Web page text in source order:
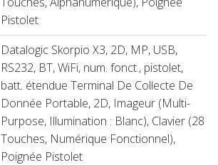
Pistolet
Datalogic Skorpio X3, 2D, MP, USB,
RS232, BT, WiFi, num. fonct., pistolet,
batt. étendue Terminal De Collecte De
Donnée Portable, 2D, Imageur (Multi-
Purpose, Illumination : Blanc), Clavier (28
Touches, Numérique Fonctionnel),
Poignée Pistolet